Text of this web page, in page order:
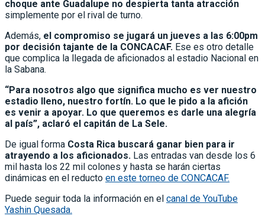
choque ante Guadalupe no despierta tanta atracción
simplemente por el rival de turno.
Además, el compromiso se jugará un jueves a las 6:00pm
por decisión tajante de la CONCACAF. Ese es otro detalle
que complica la llegada de aficionados al estadio Nacional en
la Sabana.
“Para nosotros algo que significa mucho es ver nuestro
estadio lleno, nuestro fortín. Lo que le pido a la afición
es venir a apoyar. Lo que queremos es darle una alegría
al país”, aclaró el capitán de La Sele.
De igual forma Costa Rica buscará ganar bien para ir
atrayendo a los aficionados. Las entradas van desde los 6
mil hasta los 22 mil colones y hasta se harán ciertas
dinámicas en el reducto en este torneo de CONCACAF.
Puede seguir toda la información en el canal de YouTube
Yashin Quesada.